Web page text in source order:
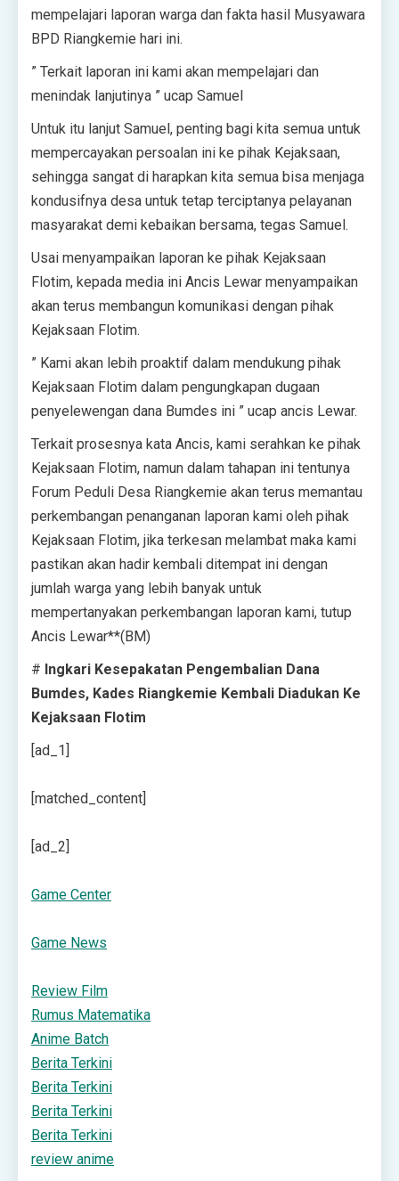
mempelajari laporan warga dan fakta hasil Musyawara
BPD Riangkemie hari ini.
” Terkait laporan ini kami akan mempelajari dan
menindak lanjutinya ” ucap Samuel
Untuk itu lanjut Samuel, penting bagi kita semua untuk
mempercayakan persoalan ini ke pihak Kejaksaan,
sehingga sangat di harapkan kita semua bisa menjaga
kondusifnya desa untuk tetap terciptanya pelayanan
masyarakat demi kebaikan bersama, tegas Samuel.
Usai menyampaikan laporan ke pihak Kejaksaan
Flotim, kepada media ini Ancis Lewar menyampaikan
akan terus membangun komunikasi dengan pihak
Kejaksaan Flotim.
” Kami akan lebih proaktif dalam mendukung pihak
Kejaksaan Flotim dalam pengungkapan dugaan
penyelewengan dana Bumdes ini ” ucap ancis Lewar.
Terkait prosesnya kata Ancis, kami serahkan ke pihak
Kejaksaan Flotim, namun dalam tahapan ini tentunya
Forum Peduli Desa Riangkemie akan terus memantau
perkembangan penanganan laporan kami oleh pihak
Kejaksaan Flotim, jika terkesan melambat maka kami
pastikan akan hadir kembali ditempat ini dengan
jumlah warga yang lebih banyak untuk
mempertanyakan perkembangan laporan kami, tutup
Ancis Lewar**(BM)
# Ingkari Kesepakatan Pengembalian Dana
Bumdes, Kades Riangkemie Kembali Diadukan Ke
Kejaksaan Flotim
[ad_1]
[matched_content]
[ad_2]
Game Center
Game News
Review Film
Rumus Matematika
Anime Batch
Berita Terkini
Berita Terkini
Berita Terkini
Berita Terkini
review anime